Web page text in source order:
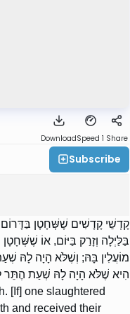
DownloadSpeed 1 Share
Subscribe
קָדְשֵׁי קָדָשִׁים שֶׁשְּׁחָטָן בַּדָּרוֹם
בַּלַּיְלָה וְזָרַק בַּיּוֹם, אוֹ
מוֹעֲלִין בָּהּ; וְשֶׁלֹּא הָיָה לָהּ
הִיא שֶׁלֹּא הָיָה לָהּ שְׁעַת הֶתֵּר
[If] one slaughtered
and received their